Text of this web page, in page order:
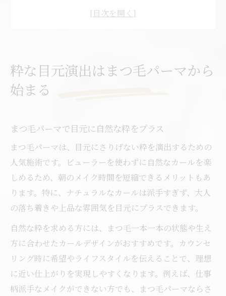
トレンド感ある粋な印象をまつ毛パーマで
粋な雰囲気を叶えるまつ毛パーマ活用法
自然な仕上がりを叶えるまつ毛パーマの選び方
まつ毛パーマで自分らしい自然な印象を実
現
自然なまつ毛パーマが人気の理由と選び方
まつ毛パーマで違和感のない粋を手に入れ
るコツ
まつ毛パーマで毎朝のメイク時間短縮を目指す
まつ毛パーマで朝の時短メイクを実現する
方法
粋な目元演出はまつ毛パーマから
始まる
まつ毛パーマで目元に自然な粋をプラス
まつ毛パーマは、目元にさりげない粋を演出するための
人気施術です。ビューラーを使わずに自然なカールを楽
しめるため、朝のメイク時間を短縮できるメリットもあ
ります。特に、ナチュラルなカールは派手すぎず、大人
の落ち着きや上品な雰囲気を目元にプラスできます。
自然な粋を求める方には、まつ毛一本一本の状態や生え
方に合わせたカールデザインがおすすめです。カウンセ
リング時に希望やライフスタイルを伝えることで、理想
に近い仕上がりを実現しやすくなります。例えば、仕事
柄派手なメイクができない方でも、まつ毛パーマならさ